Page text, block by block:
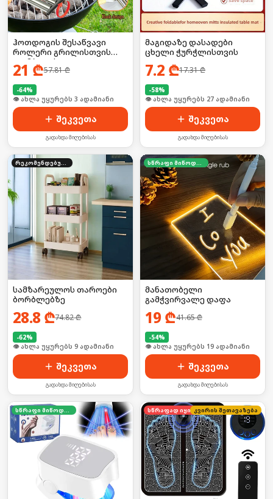
ჰოთდოგის შესაწვავი
როლერი გრილისთვის
(კომპლექტი)
21 ₾57.81₾
-64%
🛒 ბოლო 24სთ-ში იყიდა 27-მა
შეკვეთა
გადახდა მიღებისას
მაგიდაზე დასადები
ცხელი ჭურჭლისთვის
7.2 ₾17.31₾
-58%
🛒 ბოლო 24სთ-ში იყიდა 36-მა
შეკვეთა
გადახდა მიღებისას
რეკომენდებული
სამზარეულოს თაროები
ბორბლებზე
28.8 ₾74.82₾
-62%
🛒 ბოლო 24სთ-ში იყიდა 13-მა
შეკვეთა
გადახდა მიღებისას
სწრაფი მიწოდება
მანათობელი
გამჭვირვალე დაფა
19 ₾41.65₾
-54%
🛒 ბოლო 24სთ-ში იყიდა 26-მა
შეკვეთა
გადახდა მიღებისას
სწრაფი მიწოდება სწრაფად იყიდება
კვირის შეთავაზება